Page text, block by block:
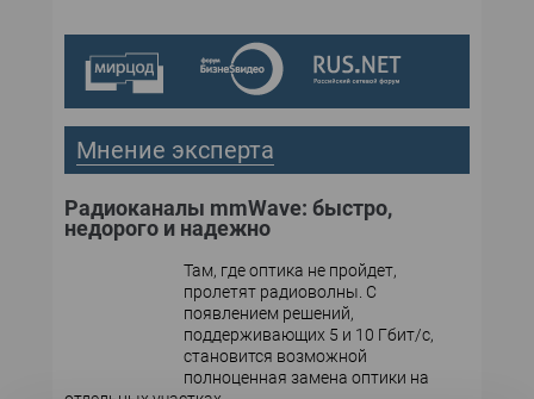
Мнение эксперта
Радиоканалы mmWave: быстро,
недорого и надежно
Там, где оптика не пройдет,
пролетят радиоволны. С
появлением решений,
поддерживающих 5 и 10 Гбит/с,
становится возможной
полноценная замена оптики на